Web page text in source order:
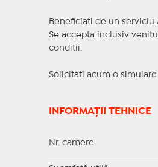
Beneficiati de un serviciu
Se accepta inclusiv
conditii.
Solicitati acum o
INFORMAȚII TEHNICE
Nr. camere